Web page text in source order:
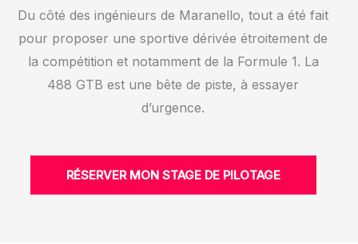
Du côté des ingénieurs de Maranello, tout a été fait
pour proposer une sportive dérivée étroitement de
la compétition et notamment de la Formule 1. La
488 GTB est une bête de piste, à essayer
d’urgence.
RÉSERVER MON STAGE DE PILOTAGE